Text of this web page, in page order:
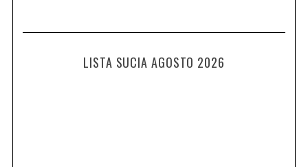
LISTA SUCIA AGOSTO 2026